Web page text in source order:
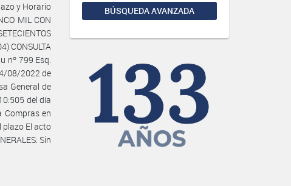
BÚSQUEDA AVANZADA
y Horario
MIL CON
CONSULTA
nº 799 Esq.
08/2022 de
General de
del día
Compras en
plazo El acto
Sin